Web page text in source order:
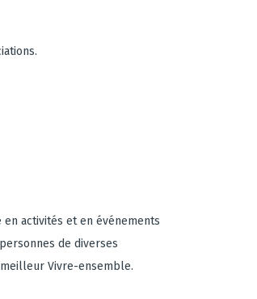
en activités et en événements
de diverses
Vivre-ensemble.